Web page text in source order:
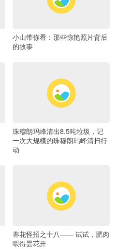
小山带你看：那些惊艳照片背后
的故事
珠穆朗玛峰清出8.5吨垃圾，记
一次大规模的珠穆朗玛峰清扫行
动
养花怪招之十八―― 试试，肥肉
喂得昙花开